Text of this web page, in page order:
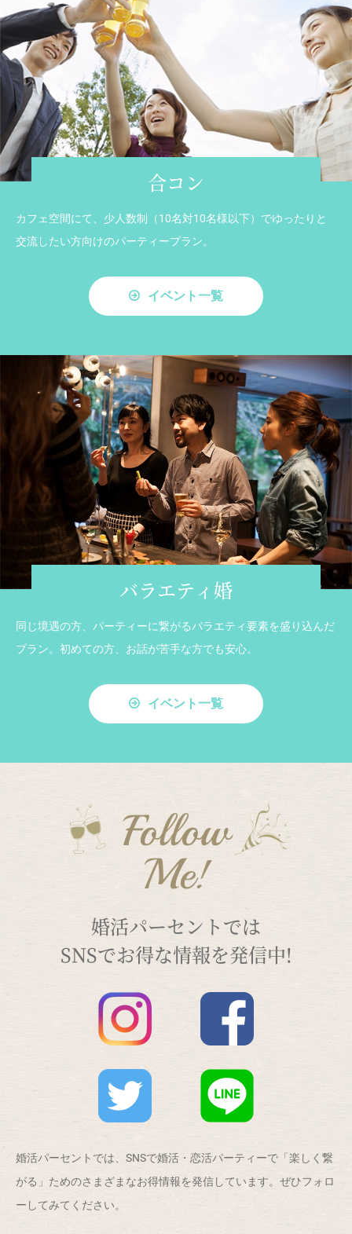
合コン
カフェ空間にて、少人数制（10名対10名様以下）でゆったりと
交流したい方向けのパーティープラン。
イベント一覧
バラエティ婚
同じ境遇の方、パーティーに繋がるバラエティ要素を盛り込んだ
プラン。初めての方、お話が苦手な方でも安心。
イベント一覧
Follow
Me!
婚活パーセントでは
SNSでお得な情報を発信中!
婚活パーセントでは、SNSで婚活・恋活パーティーで「楽しく繋
がる」ためのさまざまなお得情報を発信しています。ぜひフォロ
ーしてみてください。